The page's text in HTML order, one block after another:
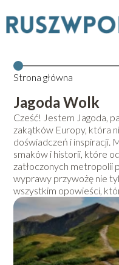
Strona główna
Jagoda Wolk
Cześć! Jestem Jagoda,
zakątków Europy, która
doświadczeń i inspiracji.
smaków i historii, które
zatłoczonych metropolii
wyprawy przywożę nie
wszystkim opowieści,